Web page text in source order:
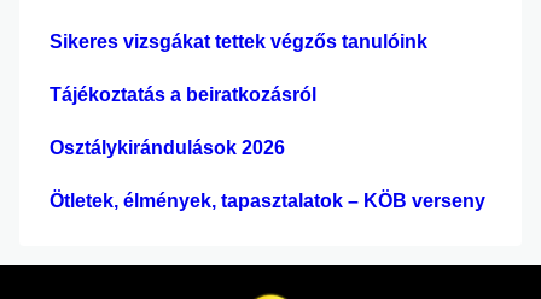
Sikeres vizsgákat tettek végzős tanulóink
Tájékoztatás a beiratkozásról
Osztálykirándulások 2026
Ötletek, élmények, tapasztalatok – KÖB verseny